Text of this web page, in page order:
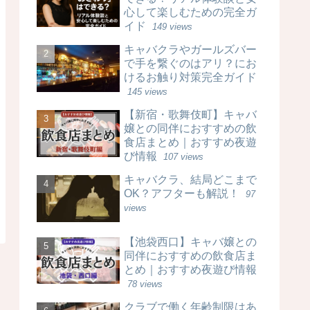
心して楽しむための完全ガ
イド
149 views
キャバクラやガールズバー
で手を繋ぐのはアリ？にお
けるお触り対策完全ガイド
145 views
【新宿・歌舞伎町】キャバ
嬢との同伴におすすめの飲
食店まとめ｜おすすめ夜遊
び情報
107 views
キャバクラ、結局どこまで
OK？アフターも解説！
97
views
【池袋西口】キャバ嬢との
同伴におすすめの飲食店ま
とめ｜おすすめ夜遊び情報
78 views
クラブで働く年齢制限はあ